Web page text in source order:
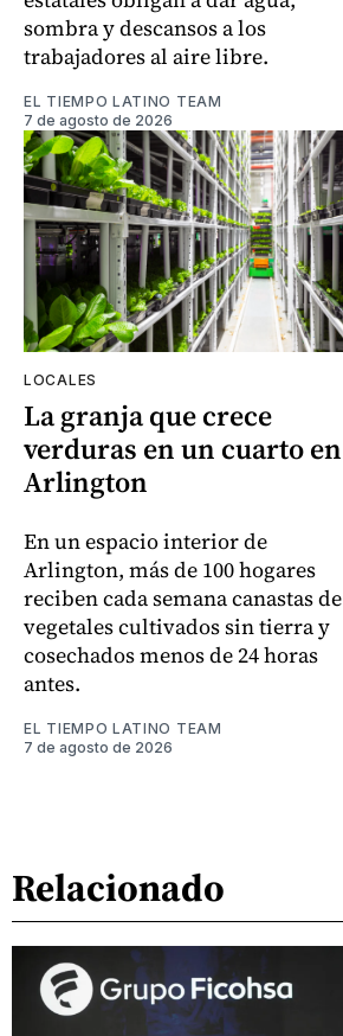
sombra y descansos a los
trabajadores al aire libre.
EL TIEMPO LATINO TEAM
7 de agosto de 2026
LOCALES
La granja que crece
verduras en un cuarto en
Arlington
En un espacio interior de
Arlington, más de 100 hogares
reciben cada semana canastas de
vegetales cultivados sin tierra y
cosechados menos de 24 horas
antes.
EL TIEMPO LATINO TEAM
7 de agosto de 2026
Relacionado